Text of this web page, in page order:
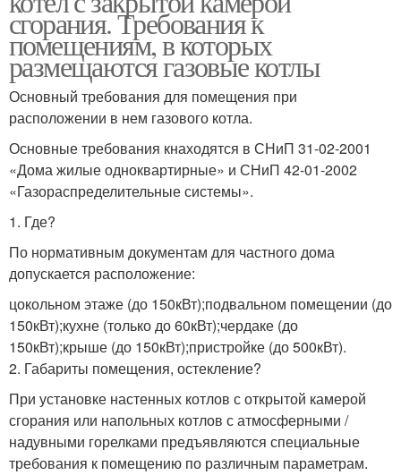
сгорания. Требования к
помещениям, в которых
размещаются газовые котлы
Основный требования для помещения при
расположении в нем газового котла.
Основные требования кнаходятся в СНиП 31-02-2001
«Дома жилые одноквартирные» и СНиП 42-01-2002
«Газораспределительные системы».
1. Где?
По нормативным документам для частного дома
допускается расположение:
цокольном этаже (до 150кВт);подвальном помещении (до
150кВт);кухне (только до 60кВт);чердаке (до
150кВт);крыше (до 150кВт);пристройке (до 500кВт).
2. Габариты помещения, остекление?
При установке настенных котлов с открытой камерой
сгорания или напольных котлов с атмосферными /
надувными горелками предъявляются специальные
требования к помещению по различным параметрам.